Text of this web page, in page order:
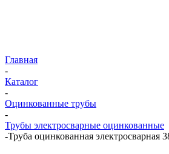
Главная
-
Каталог
-
Оцинкованные трубы
-
Трубы электросварные оцинкованные
-Труба оцинкованная электросварная